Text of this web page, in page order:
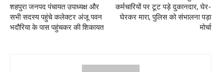
शहपुरा जनपद पंचायत उपाध्यक्ष और
सभी सदस्य पहुंचे कलेक्टर अंजू पवन
भदौरिया के पास पहुंचकर की शिकायत
कर्मचारियों पर टूट पड़े दुकानदार, घेर-
घेरकर मारा, पुलिस को संभालना पड़ा
मोर्चा